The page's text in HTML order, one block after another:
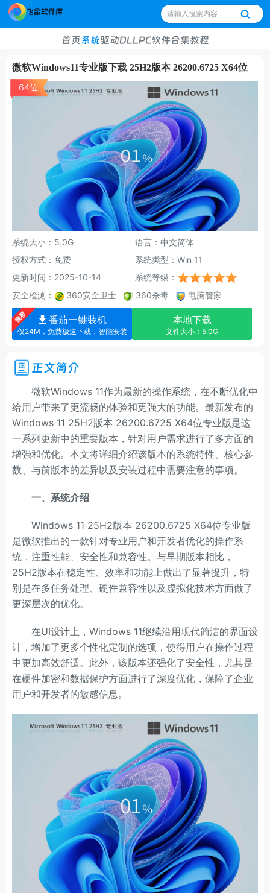
首页系统驱动DLLPC软件合集教程
微软Windows11专业版下载 25H2版本 26200.6725 X64位
64位
系统大小：5.0G
语言：中文简体
授权方式：免费
系统类型：Win 11
更新时间：2025-10-14
系统等级：
安全检测：
360安全卫士 360杀毒 电脑管家
番茄一键装机
仅24M，免费极速下载，智能安装
本地下载
文件大小：5.0G
正文简介
微软Windows 11作为最新的操作系统，在不断优化中
给用户带来了更流畅的体验和更强大的功能。最新发布的
Windows 11 25H2版本 26200.6725 X64位专业版是这
一系列更新中的重要版本，针对用户需求进行了多方面的
增强和优化。本文将详细介绍该版本的系统特性、核心参
数、与前版本的差异以及安装过程中需要注意的事项。
一、系统介绍
Windows 11 25H2版本 26200.6725 X64位专业版
是微软推出的一款针对专业用户和开发者优化的操作系
统，注重性能、安全性和兼容性。与早期版本相比，
25H2版本在稳定性、效率和功能上做出了显著提升，特
别是在多任务处理、硬件兼容性以及虚拟化技术方面做了
更深层次的优化。
在UI设计上，Windows 11继续沿用现代简洁的界面设
计，增加了更多个性化定制的选项，使得用户在操作过程
中更加高效舒适。此外，该版本还强化了安全性，尤其是
在硬件加密和数据保护方面进行了深度优化，保障了企业
用户和开发者的敏感信息。